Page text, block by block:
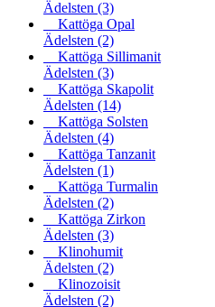
Ädelsten (3)
Kattöga Opal
Ädelsten (2)
Kattöga Sillimanit
Ädelsten (3)
Kattöga Skapolit
Ädelsten (14)
Kattöga Solsten
Ädelsten (4)
Kattöga Tanzanit
Ädelsten (1)
Kattöga Turmalin
Ädelsten (2)
Kattöga Zirkon
Ädelsten (3)
Klinohumit
Ädelsten (2)
Klinozoisit
Ädelsten (2)